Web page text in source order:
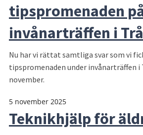
tipspromenaden
invånarträffen i
Nu har vi rättat samtliga svar som vi
tipspromenaden under invånarträffen i
november.
5 november 2025
Teknikhjälp för